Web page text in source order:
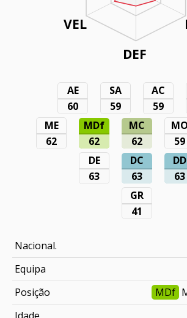
DEF
VEL
AE
60
SA
59
AC
59
ME
62
MDf
62
MC
62
MO
59
DE
63
DC
63
DD
63
GR
41
Nacional.
Equipa
Posição
MDf